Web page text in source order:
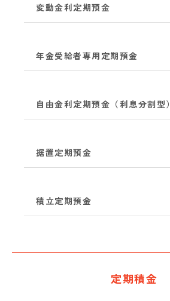
変動金利定期預金
年金受給者専用定期預金
自由金利定期預金（利息分割型）
据置定期預金
積立定期預金
定期積金